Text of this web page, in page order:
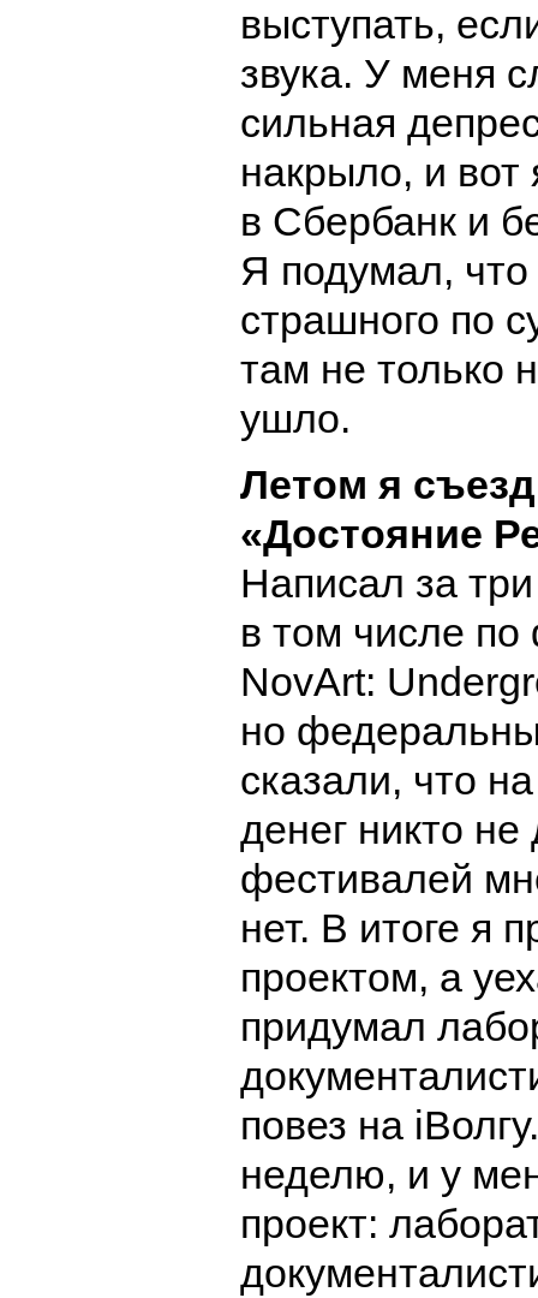
выступать,
звука. У меня
сильная
накрыло, и вот
в Сбербанк и
Я подумал, что
страшного по
там не только
ушло.
Летом я
«Достояние
Написал за
в том числе
NovArt:
но
сказали, что
денег никто не
фестивалей
нет. В итоге я
проектом, а
придумал
повез на
неделю, и у
проект: